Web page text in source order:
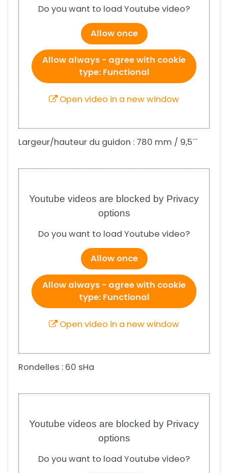
Do you want to load Youtube video?
Allow once
Allow always - agree with cookie
type: Functional
Open video in a new window
Largeur/hauteur du guidon : 780 mm / 9,5´´
Youtube videos are blocked by Privacy
options
Do you want to load Youtube video?
Allow once
Allow always - agree with cookie
type: Functional
Open video in a new window
Rondelles : 60 sHa
Youtube videos are blocked by Privacy
options
Do you want to load Youtube video?